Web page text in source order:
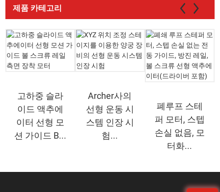
제품 카테고리
고하중 슬라
이드 액추에
이터 선형 모
션 가이드 B...
Archer사의
선형 운동 시
스템 인장 시
험...
폐루프 스테
퍼 모터, 스텝
손실 없음, 모
터화...